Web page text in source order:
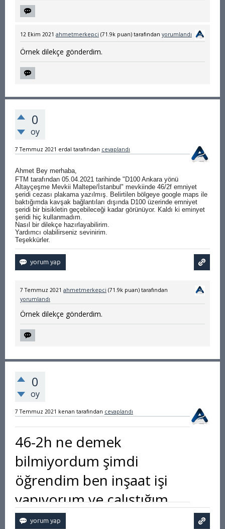
12 Ekim 2021 ahmetmerkepci (71.9k puan) tarafından yorumlandı
Örnek dilekçe gönderdim.
0
oy
7 Temmuz 2021 erdal tarafından cevaplandı
Ahmet Bey merhaba,
FTM tarafından 05.04.2021 tarihinde "D100 Ankara yönü
Altayçeşme Mevkii Maltepe/İstanbul" mevkiinde 46/2f emniyet
şeridi cezası plakama yazılmış. Belirtilen bölgeye google maps ile
baktığımda kavşak bağlantıları dışında D100 üzerinde emniyet
şeridi bir bisikletin geçebileceği kadar görünüyor. Kaldı ki eminyet
şeridi hiç kullanmadım.
Nasıl bir dilekçe hazırlayabilirim.
Yardımcı olabilirseniz sevinirim.
Teşekkürler.
7 Temmuz 2021 ahmetmerkepci (71.9k puan) tarafından
yorumlandı
Örnek dilekçe gönderdim.
0
oy
7 Temmuz 2021 kenan tarafından cevaplandı
46-2h ne demek
bilmiyordum şimdi
öğrendim ben inşaat işi
yapıyorum ve çalıştığım
yer iki parselden oluşuyor